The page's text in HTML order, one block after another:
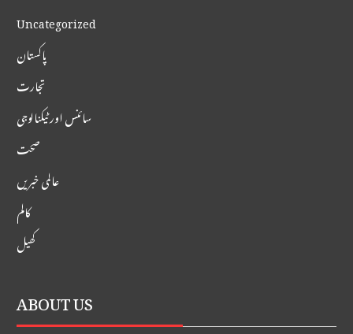
Uncategorized
پاکستان
تجارت
سائنس اور ٹیکنالوجی
صحت
عالمی خبریں
کالم
کھیل
ABOUT US